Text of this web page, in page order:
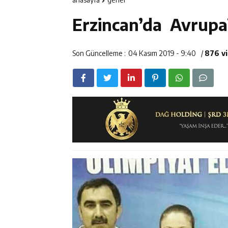
Mercan’da
11:34 Vali Aydoğdu,
14:26 Geleceğin
11:43 Erzincan İl
Erzincan’da
Son Güncelleme : 04 Kasım 2019 - 9:40 /876